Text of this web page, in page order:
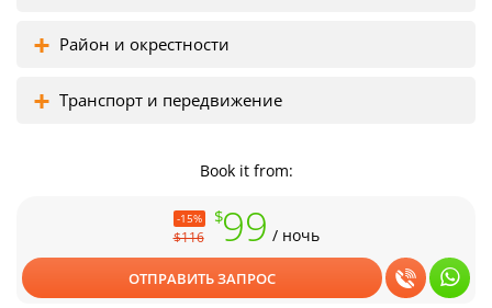
Район и окрестности
Транспорт и передвижение
Book it from:
-15%
$116
$99 / ночь
ОТПРАВИТЬ ЗАПРОС